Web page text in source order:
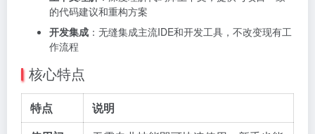
的代码建议和重构方案
开发集成 ：无缝集成主流IDE和开发工具，不改变现有工
作流程
核心特点
特点
说明